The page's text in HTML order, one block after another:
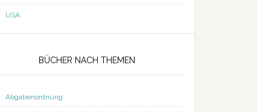
USA
BÜCHER NACH THEMEN
Abgabenordnung